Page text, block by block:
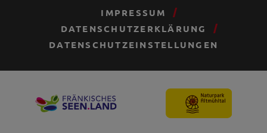
IMPRESSUM
DATENSCHUTZERKLÄRUNG
DATENSCHUTZEINSTELLUNGEN